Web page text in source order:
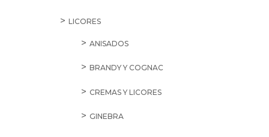
LICORES
ANISADOS
BRANDY Y COGNAC
CREMAS Y LICORES
GINEBRA